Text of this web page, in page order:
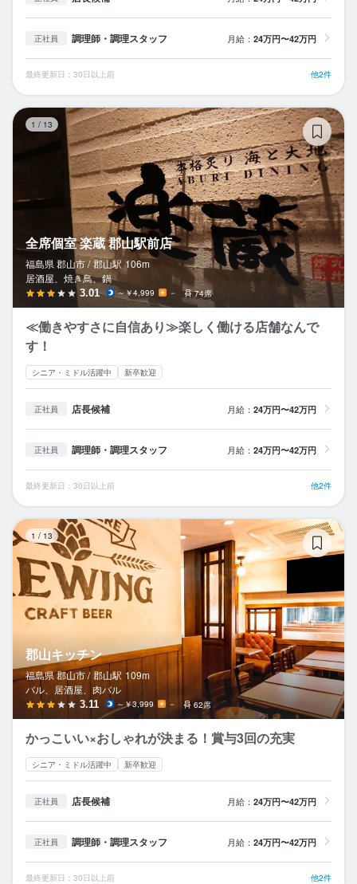
正社員 調理師・調理スタッフ 月給： 24万円〜42万円
最終更新日：30日以上前 他2件
1 / 13
全席個室 楽蔵 郡山駅前店
福島県 郡山市 / 郡山駅 106m
居酒屋、焼き鳥、鍋
3.01 ～￥4,999 － 74席
≪働きやすさに自信あり≫楽しく働ける店舗なんで
す！
シニア・ミドル活躍中 新卒歓迎
正社員 店長候補 月給： 24万円〜42万円
正社員 調理師・調理スタッフ 月給： 24万円〜42万円
最終更新日：30日以上前 他2件
1 / 13
郡山キッチン
福島県 郡山市 / 郡山駅 109m
バル、居酒屋、肉バル
3.11 ～￥3,999 － 62席
かっこいい×おしゃれが決まる！賞与3回の充実
シニア・ミドル活躍中 新卒歓迎
正社員 店長候補 月給： 24万円〜42万円
正社員 調理師・調理スタッフ 月給： 24万円〜42万円
最終更新日：30日以上前 他2件